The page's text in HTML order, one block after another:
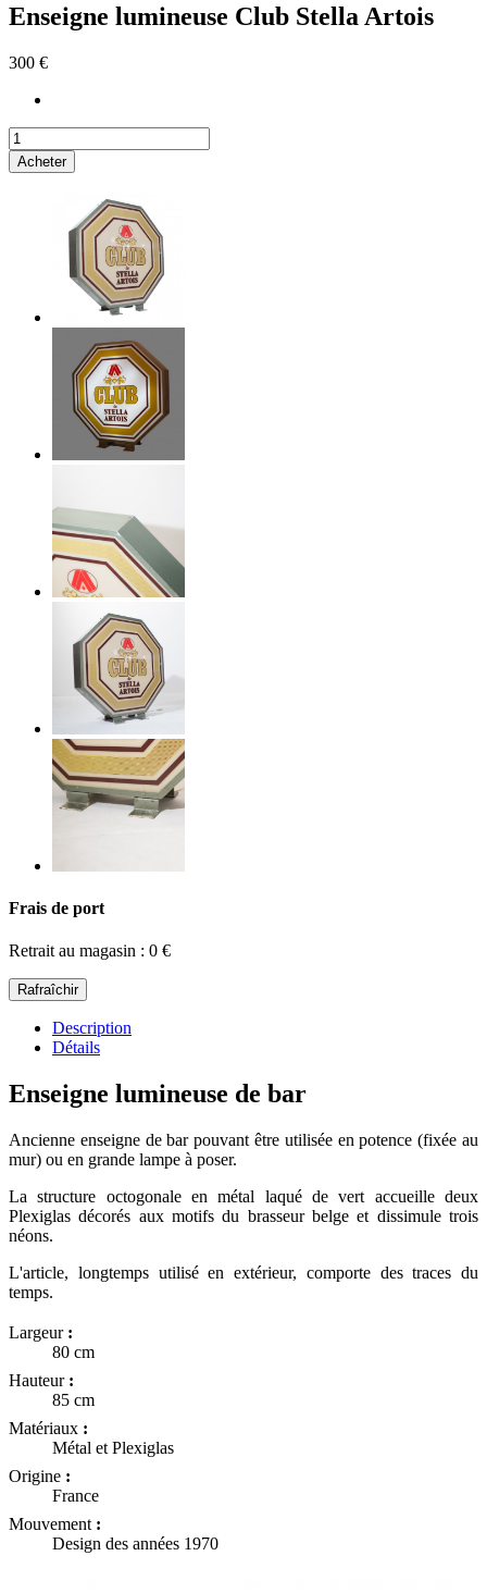
Enseigne lumineuse Club Stella Artois
300 €
Acheter
Frais de port
Retrait au magasin : 0 €
Description
Détails
Enseigne lumineuse de bar
Ancienne enseigne de bar pouvant être utilisée en potence (fixée au
mur) ou en grande lampe à poser.
La structure octogonale en métal laqué de vert accueille deux
Plexiglas décorés aux motifs du brasseur belge et dissimule trois
néons.
L'article, longtemps utilisé en extérieur, comporte des traces du
temps.
Largeur :
80 cm
Hauteur :
85 cm
Matériaux :
Métal et Plexiglas
Origine :
France
Mouvement :
Design des années 1970